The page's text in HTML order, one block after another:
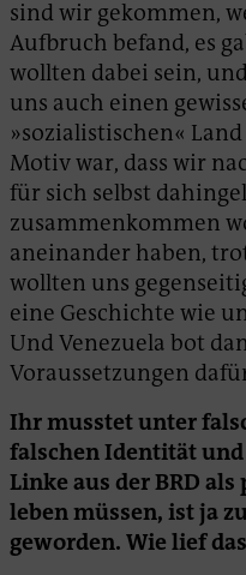
sind wir gekommen,
Aufbruch befand, es
wollten dabei sein,
uns auch einen
»sozialistischen«
Motiv war, dass wir
für sich selbst
zusammenkommen
aneinander haben,
wollten uns
eine Geschichte wie
Und Venezuela bot
Voraussetzungen
Ihr musstet unter
falschen Identität und
Linke aus der BRD
leben müssen, ist ja
geworden. Wie lief